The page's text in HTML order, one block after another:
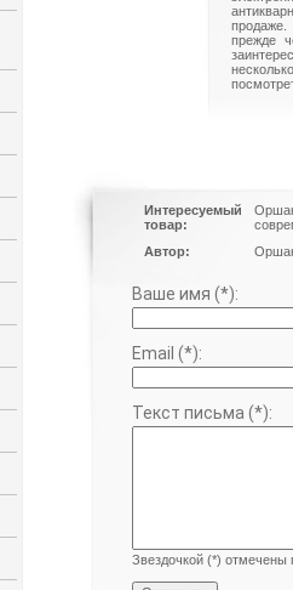
прежде
Интересуемый
товар:
Автор:
Ваше имя (*):
Email (*):
Текст письма (*):
Звездочкой (*) отмечены